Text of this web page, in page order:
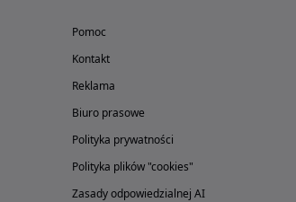
Pomoc
Kontakt
Reklama
Biuro prasowe
Polityka prywatności
Polityka plików "cookies"
Zasady odpowiedzialnej AI